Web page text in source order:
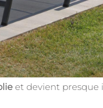
et devient presque